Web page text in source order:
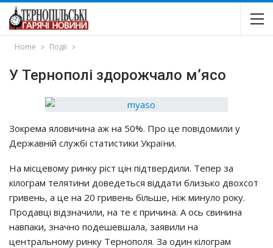
Home Події
У Тернополі здорожчало м’ясо
Зокрема яловичина аж на 50%. Про це повідомили у
Державній службі статистики України.
На місцевому ринку ріст цін підтвердили. Тепер за
кілограм телятини доведеться віддати близько двохсот
гривень, а це на 20 гривень більше, ніж минуло року.
Продавці відзначили, на те є причина. А ось свинина
навпаки, значно подешевшала, заявили на
центральному ринку Тернополя. За один кілограм